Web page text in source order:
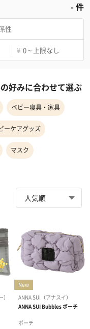
-件
性
¥ 0 ~ 上限なし
好みに合わせて選ぶ
ベビー寝具・家具
ーケアグッズ
マスク